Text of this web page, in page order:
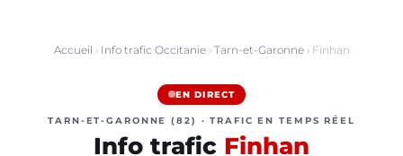
Accueil › Info trafic Occitanie› Tarn-et-Garonne› Finhan
EN DIRECT
TARN-ET-GARONNE (82) · TRAFIC EN TEMPS RÉEL
Info trafic Finhan